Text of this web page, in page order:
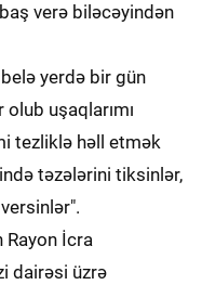
verə biləcəyindən
yerdə bir gün
uşaqlarımı
tezliklə həll etmək
təzələrini tiksinlər,
Rayon İcra
dairəsi üzrə